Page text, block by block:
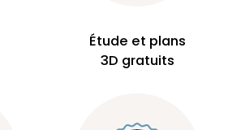
Étude et plans
3D gratuits